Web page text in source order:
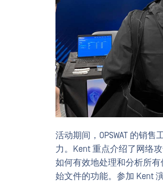
活动期间，OPSWAT 的销
力。Kent 重点介绍了网络
如何有效地处理和分析所
始文件的功能。参加 Kent